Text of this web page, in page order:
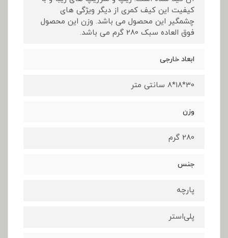
کیفیت این کیف کمری از دیگر ویژگی های
چشمگیر این محصول می باشد. وزن این محصول
فوق العاده سبک 280 گرم می باشد.
ابعاد خارجی
30*18*8 سانتی متر
وزن
280 گرم
جنس
پارچه
پلی‌استر